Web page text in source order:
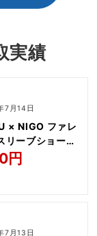
実績
7月14日
× NIGO ファレ
リーブショート
ーガニックコッ
ーニット
円
7月13日